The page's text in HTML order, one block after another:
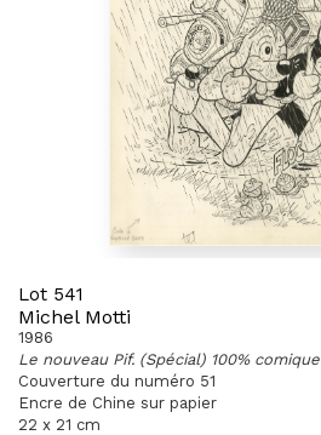
Lot 541
Michel Motti
1986
Le nouveau Pif. (Spécial) 100% comique
Couverture du numéro 51
Encre de Chine sur papier
22 x 21 cm